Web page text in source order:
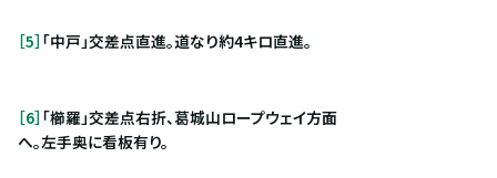
［5］ 「中戸」交差点直進。道なり約4キロ直進。
［6］ 「櫛羅」交差点右折、葛城山ロープウェイ方面
へ。左手奥に看板有り。